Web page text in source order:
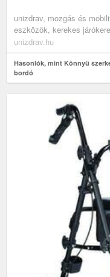
unizdrav, mozgás és
eszközök, kerekes
unizdrav.hu
Hasonlók, mint Könnyű
bordó